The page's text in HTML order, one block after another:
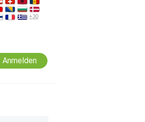
+30
Anmelden